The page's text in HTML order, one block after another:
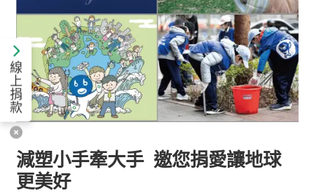
減塑小手牽大手 邀您捐愛讓地球
更美好
線
上
捐
款